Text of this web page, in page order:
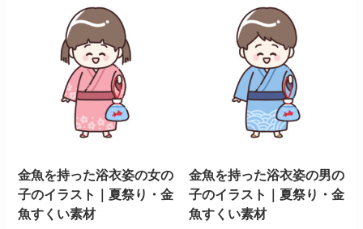
金魚を持った浴衣姿の女の
子のイラスト｜夏祭り・金
魚すくい素材
金魚を持った浴衣姿の男の
子のイラスト｜夏祭り・金
魚すくい素材